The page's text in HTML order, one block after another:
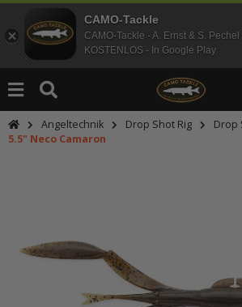
CAMO-Tackle
CAMO-Tackle - A. Ernst & S. Pechel
KOSTENLOS - In Google Play
Angeltechnik Drop Shot Rig
Drop
5.5" Neco Camaron